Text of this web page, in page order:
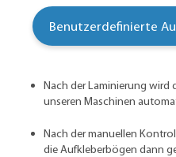
Benutzerdefinierte
Nach der Laminierung wird
unseren Maschinen
Nach der manuellen
die Aufkleberbögen dann